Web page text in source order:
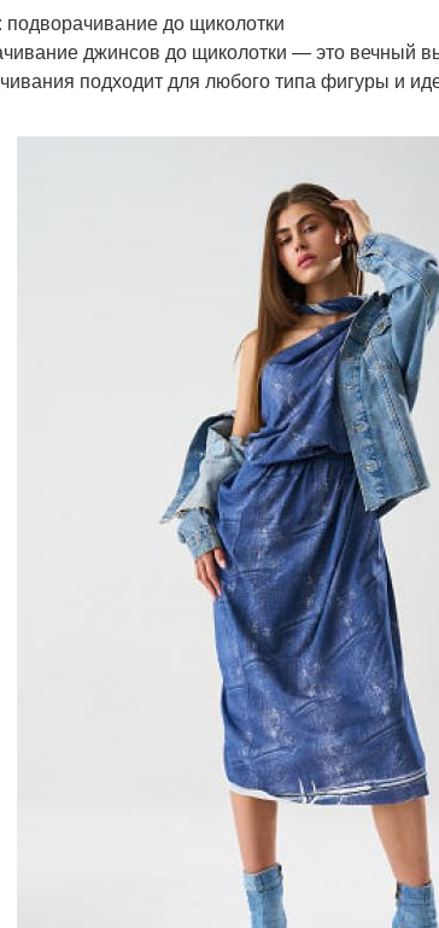
подворачивание до щиколотки
джинсов до щиколотки — это вечный
подходит для любого типа фигуры и